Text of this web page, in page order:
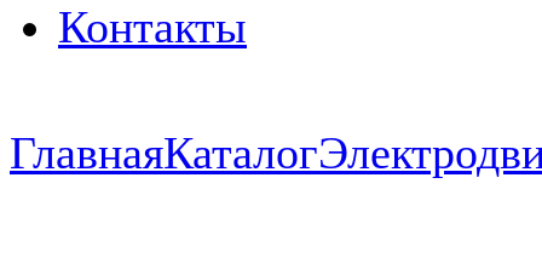
Контакты
ГлавнаяКаталог